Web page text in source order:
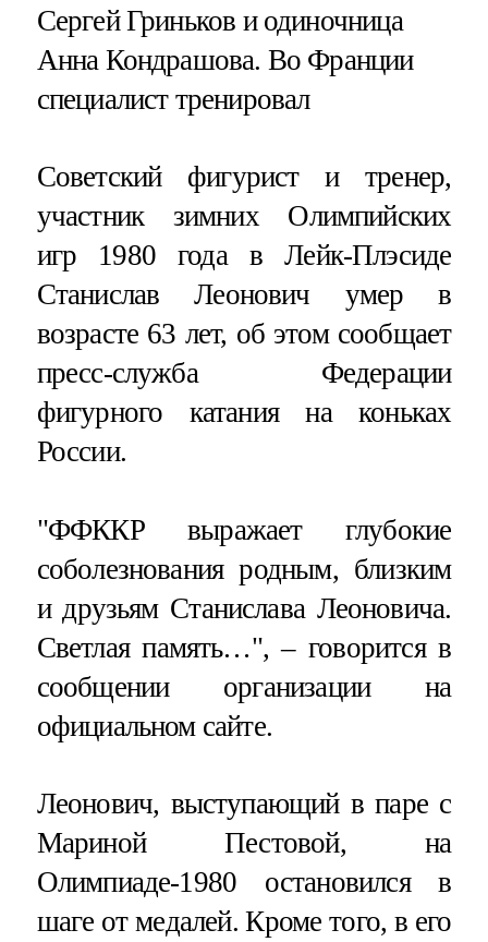
Сергей Гриньков и одиночница
Анна Кондрашова. Во Франции
специалист тренировал
Советский фигурист и тренер,
участник зимних Олимпийских
игр 1980 года в Лейк-Плэсиде
Станислав Леонович умер в
возрасте 63 лет, об этом сообщает
пресс-служба Федерации
фигурного катания на коньках
России.
"ФФККР выражает глубокие
соболезнования родным, близким
и друзьям Станислава Леоновича.
Светлая память…", – говорится в
сообщении организации на
официальном сайте.
Леонович, выступающий в паре с
Мариной Пестовой, на
Олимпиаде-1980 остановился в
шаге от медалей. Кроме того, в его